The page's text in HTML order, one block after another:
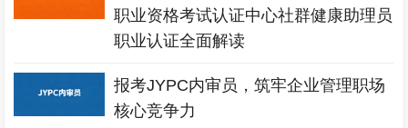
职业资格考试认证中心社群健康助理员
职业认证全面解读
报考JYPC内审员，筑牢企业管理职场
核心竞争力